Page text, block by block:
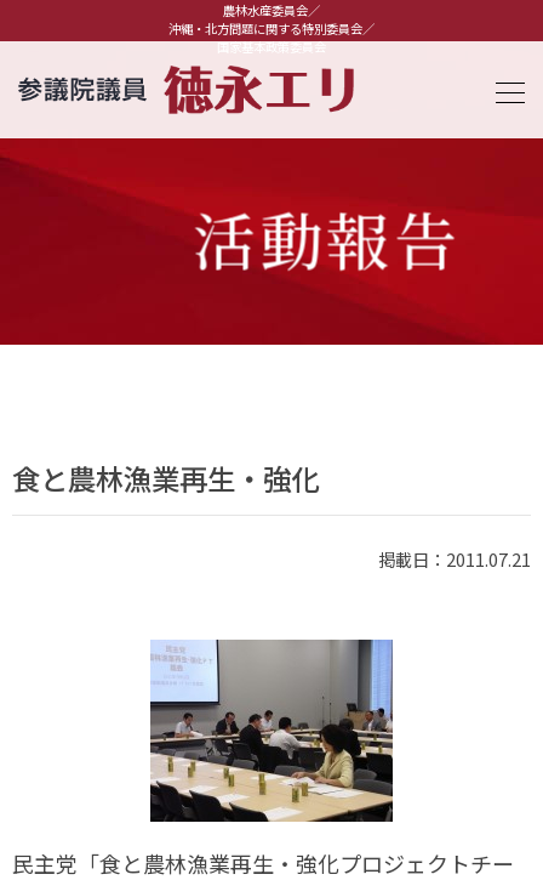
農林水産委員会／
沖縄・北方問題に関する特別委員会／
国家基本政策委員会
活動報告
食と農林漁業再生・強化
掲載日：2011.07.21
民主党「食と農林漁業再生・強化プロジェクトチー